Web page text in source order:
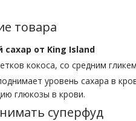
товара
сахар от King Island
кокоса, со средним
уровень сахара в
глюкозы в крови.
суперфуд